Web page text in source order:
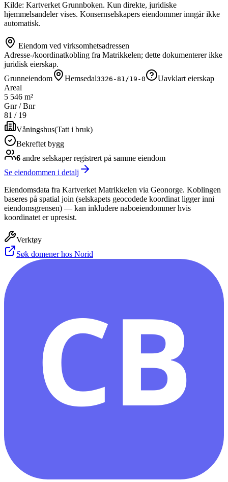
Kilde: Kartverket Grunnboken. Kun direkte, juridiske
hjemmelsandeler vises. Konsernselskapers eiendommer inngår ikke
automatisk.
Eiendom ved virksomhetsadressen
Adresse-/koordinatkobling fra Matrikkelen; dette dokumenterer ikke
juridisk eierskap.
Grunneiendom
Hemsedal3326-81/19-0
Uavklart eierskap
Areal
5 546 m²
Gnr / Bnr
81 / 19
Våningshus(Tatt i bruk)
Bekreftet bygg
6 andre selskaperregistrert på samme eiendom
Se eiendommen i detalj
Eiendomsdata fra Kartverket Matrikkelen via Geonorge. Koblingen
baseres på spatial join (selskapets geocodede koordinat ligger inni
eiendomsgrensen) — kan inkludere naboeiendommer hvis
koordinatet er upresist.
Verktøy
Søk domener hos Norid
CB